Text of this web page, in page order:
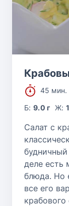
45 мин.
Б:9.0 г Ж:
Салат с
деле есть
блюда. Но
все его
крабового